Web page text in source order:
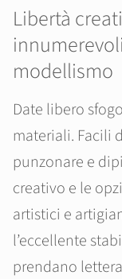
Libertà
modellismo
Date libero
materiali. Facili
punzonare e
creativo e le
artistici e
l’eccellente
prendano